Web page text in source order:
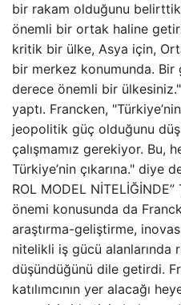
bir rakam olduğunu
önemli bir ortak haline
kritik bir ülke, Asya için,
bir merkez konumunda. Bir
derece önemli bir
yaptı. Francken,
jeopolitik güç olduğunu
çalışmamız gerekiyor. Bu,
Türkiye’nin çıkarına." diye
ROL MODEL
önemi konusunda da
araştırma-geliştirme,
nitelikli iş gücü alanlarında
düşündüğünü dile getirdi.
katılımcının yer alacağı